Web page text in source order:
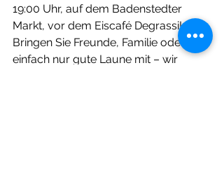
19:00 Uhr, auf dem Badenstedter
Markt, vor dem Eiscafé Degrassi!
Bringen Sie Freunde, Familie oder
einfach nur gute Laune mit – wir